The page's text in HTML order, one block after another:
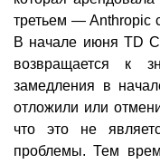
третьем — Anthropic
В начале июня TD
возвращается к
замедления в
отложили или
что это не
проблемы. Тем